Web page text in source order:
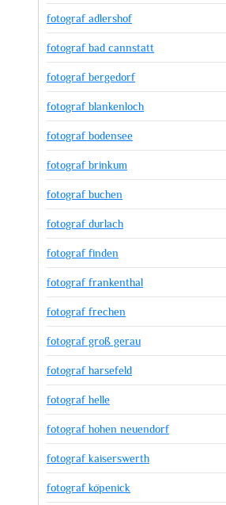
fotograf adlershof
fotograf bad cannstatt
fotograf bergedorf
fotograf blankenloch
fotograf bodensee
fotograf brinkum
fotograf buchen
fotograf durlach
fotograf finden
fotograf frankenthal
fotograf frechen
fotograf groß gerau
fotograf harsefeld
fotograf helle
fotograf hohen neuendorf
fotograf kaiserswerth
fotograf köpenick